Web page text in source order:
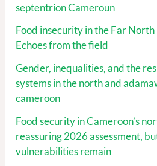
septentrion Cameroun
Food insecurity in the Far
Echoes from the field
Gender, inequalities, and the
systems in the north and
cameroon
Food security in Cameroon’s
reassuring 2026 assessment,
vulnerabilities remain